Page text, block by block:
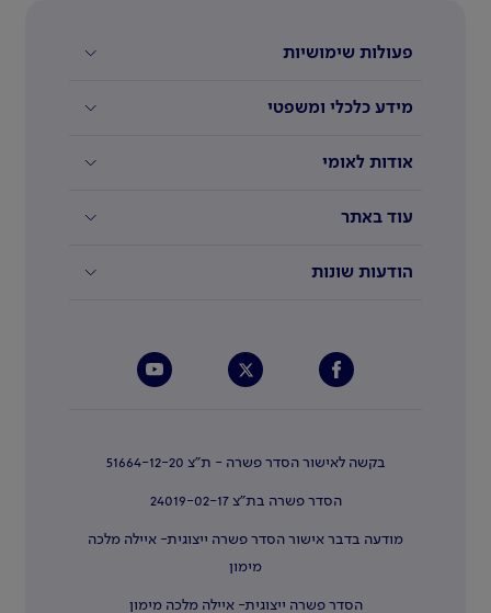
פעולות שימושיות
מידע כלכלי ומשפטי
אודות לאומי
עוד באתר
הודעות שונות
בקשה לאישור הסדר פשרה - ת"צ 51664-12-20
הסדר פשרה בת"צ 24019-02-17
מודעה בדבר אישור הסדר פשרה ייצוגית- איילה מלכה
מימון
הסדר פשרה ייצוגית- איילה מלכה מימון